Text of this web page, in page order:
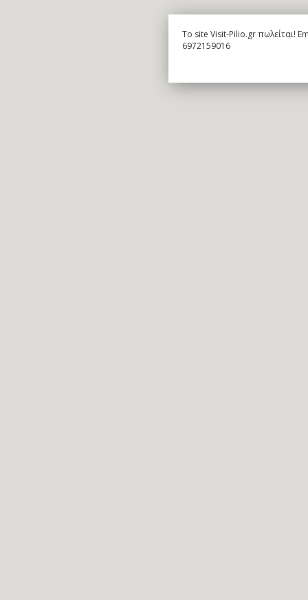
To site Visit-Pilio.gr πωλείται!
6972159016